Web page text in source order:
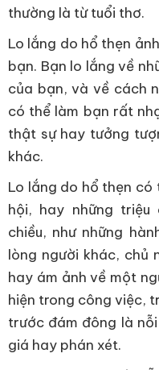
thường là từ tuổi thơ.
Lo lắng do hổ thẹn
bạn. Bạn lo lắng về
của bạn, và về cách
có thể làm bạn rất
thật sự hay tưởng
khác.
Lo lắng do hổ thẹn có
hội, hay những
chiều, như những
lòng người khác, chủ
hay ám ảnh về một
hiện trong công việc,
trước đám đông là
giá hay phán xét.